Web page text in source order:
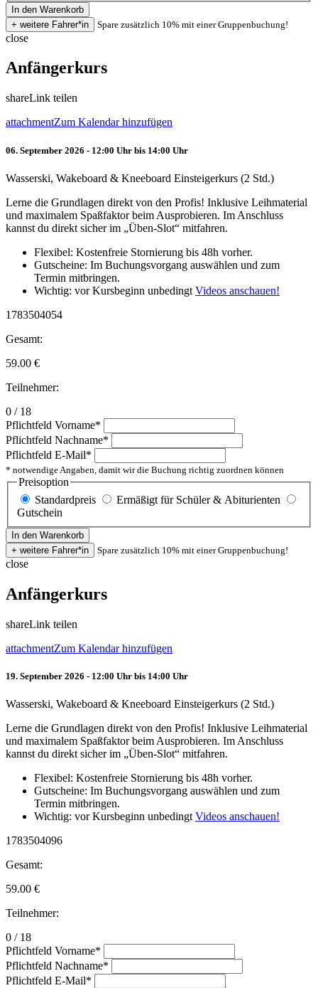
Spare zusätzlich 10% mit einer Gruppenbuchung!
close
Anfängerkurs
shareLink teilen
attachmentZum Kalendar hinzufügen
06. September 2026 - 12:00 Uhr bis 14:00 Uhr
Wasserski, Wakeboard & Kneeboard Einsteigerkurs (2 Std.)
Lerne die Grundlagen direkt von den Profis! Inklusive Leihmaterial
und maximalem Spaßfaktor beim Ausprobieren. Im Anschluss
kannst du direkt sicher im „Üben-Slot“ mitfahren.
Flexibel: Kostenfreie Stornierung bis 48h vorher.
Gutscheine: Im Buchungsvorgang auswählen und zum
Termin mitbringen.
Wichtig: vor Kursbeginn unbedingt Videos anschauen!
1783504054
Gesamt:
59.00 €
Teilnehmer:
0 / 18
Pflichtfeld Vorname*
Pflichtfeld Nachname*
Pflichtfeld E-Mail*
* notwendige Angaben, damit wir die Buchung richtig zuordnen können
Preisoption
Standardpreis
Ermäßigt für Schüler & Abiturienten
Gutschein
Spare zusätzlich 10% mit einer Gruppenbuchung!
close
Anfängerkurs
shareLink teilen
attachmentZum Kalendar hinzufügen
19. September 2026 - 12:00 Uhr bis 14:00 Uhr
Wasserski, Wakeboard & Kneeboard Einsteigerkurs (2 Std.)
Lerne die Grundlagen direkt von den Profis! Inklusive Leihmaterial
und maximalem Spaßfaktor beim Ausprobieren. Im Anschluss
kannst du direkt sicher im „Üben-Slot“ mitfahren.
Flexibel: Kostenfreie Stornierung bis 48h vorher.
Gutscheine: Im Buchungsvorgang auswählen und zum
Termin mitbringen.
Wichtig: vor Kursbeginn unbedingtVideos anschauen!
1783504096
Gesamt:
59.00 €
Teilnehmer:
0 / 18
Pflichtfeld Vorname*
Pflichtfeld Nachname*
Pflichtfeld E-Mail*